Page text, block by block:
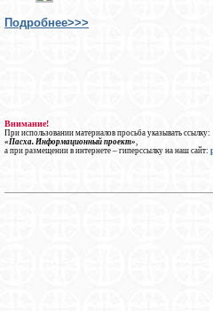
Подробнее>>>
Внимание!
При использовании материалов просьба указывать ссылку:
«Пасха. Информационный проект»
а при размещении в интернете – гиперссылку на наш сайт: